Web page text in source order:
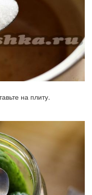
на плиту.